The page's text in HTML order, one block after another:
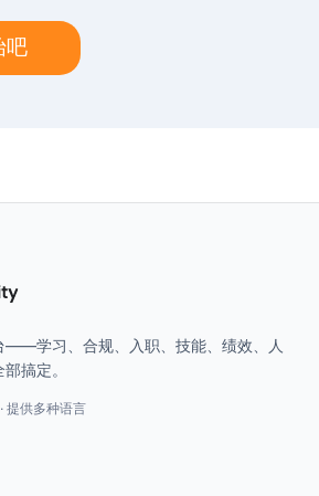
吧
——学习、合规、入职、技能、绩效、人
搞定。
提供多种语言